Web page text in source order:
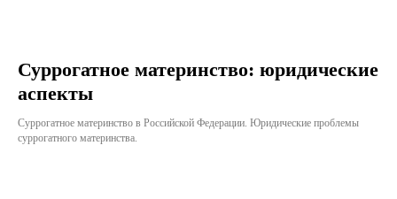
Суррогатное материнство: юридические
аспекты
Суррогатное материнство в Российской Федерации. Юридические проблемы
суррогатного материнства.